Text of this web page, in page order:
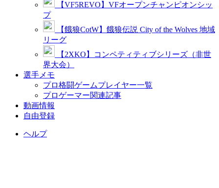
【VF5REVO】VFオープンチャンピオンシッ
プ
【餓狼CotW】餓狼伝説 City of the Wolves 地域
リーグ
【2XKO】コンペティティブシリーズ（非世
界大会）
選手メモ
プロ格闘ゲームプレイヤー一覧
プロゲーマー関連記事
動画情報
自由登録
ヘルプ